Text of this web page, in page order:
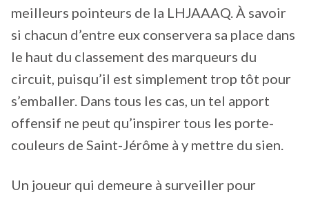
meilleurs pointeurs de la LHJAAAQ. À savoir
si chacun d’entre eux conservera sa place dans
le haut du classement des marqueurs du
circuit, puisqu’il est simplement trop tôt pour
s’emballer. Dans tous les cas, un tel apport
offensif ne peut qu’inspirer tous les porte-
couleurs de Saint-Jérôme à y mettre du sien.
Un joueur qui demeure à surveiller pour